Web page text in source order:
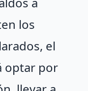
los
el
optar por